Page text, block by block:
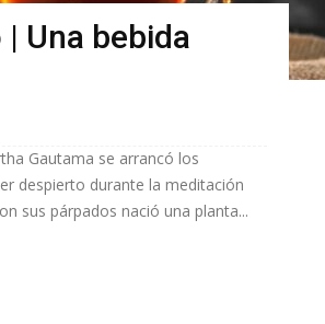
Una bebida
Gautama se arrancó los
despierto durante la meditación
sus párpados nació una planta...